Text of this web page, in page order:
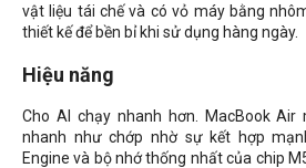
vật liệu tái chế và có vỏ máy bằng
thiết kế để bền bỉ khi sử dụng hàng ngày.
Hiệu năng
Cho AI chạy nhanh hơn. MacBook Air
nhanh như chớp nhờ sự kết hợp
Engine và bộ nhớ thống nhất của chip